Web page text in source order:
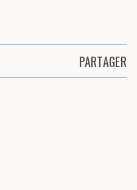
PARTAGER